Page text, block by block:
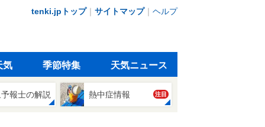
tenki.jpトップ｜ サイトマップ｜ ヘルプ
気 季節特集 天気ニュース
報士の解説 熱中症情報 注目